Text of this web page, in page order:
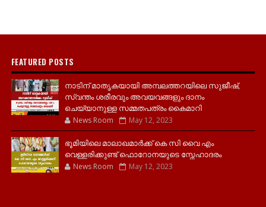
FEATURED POSTS
നാടിന് മാതൃകയായി അമ്പലത്തറയിലെ സുജീഷ്,
സ്വന്തം ശരീരവും അവയവങ്ങളും ദാനം
ചെയ്യാനുള്ള സമ്മതപത്രം കൈമാറി
News Room May 12, 2023
ഭൂമിയിലെ മാലാഖമാർക്ക് കെ സി വൈ എം
വെള്ളരിക്കുണ്ട് ഫൊറോനയുടെ സ്നേഹാദരം
News Room May 12, 2023